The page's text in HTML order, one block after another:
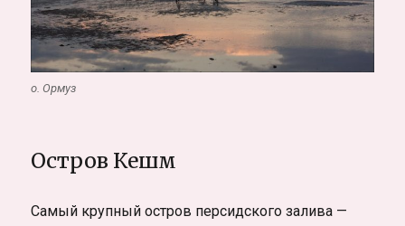
о. Ормуз
Остров Кешм
Самый крупный остров персидского залива —